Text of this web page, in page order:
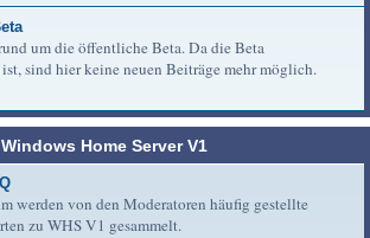
um die öffentliche Beta. Da die Beta
ist, sind hier keine neuen Beiträge mehr möglich.
Windows Home Server V1
werden von den Moderatoren häufig gestellte
zu WHS V1 gesammelt.